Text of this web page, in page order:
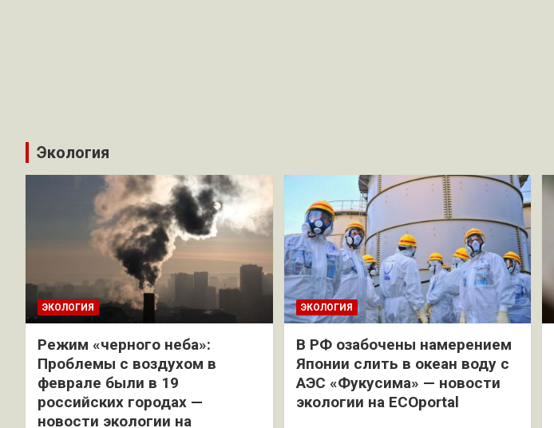
Экология
ЭКОЛОГИЯ
Режим «черного неба»:
Проблемы с воздухом в
феврале были в 19
российских городах —
новости экологии на
ЭКОЛОГИЯ
В РФ озабочены намерением
Японии слить в океан воду с
АЭС «Фукусима» — новости
экологии на ECOportal